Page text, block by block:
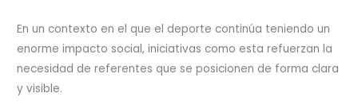
En un contexto en el que el deporte continúa teniendo un
enorme impacto social, iniciativas como esta refuerzan la
necesidad de referentes que se posicionen de forma clara
y visible.